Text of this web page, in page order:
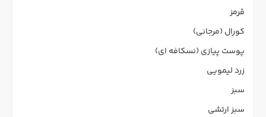
قرمز
کورال (مرجانی)
پوست پیازی (نسکافه ای)
زرد لیمویی
سبز
سبز ارتشی